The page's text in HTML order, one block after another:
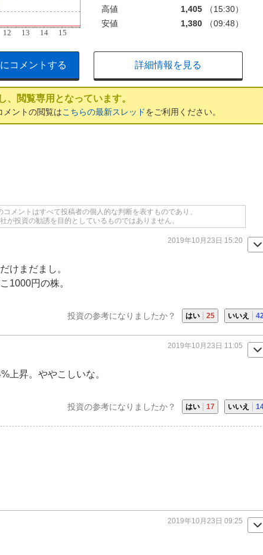
高値
1,405
（15:30）
安値
1,380 （09:48）
コメントする 詳細情報を見る
、閲覧専用となっています。
メントの閲覧はこちらの最新スレッドをご利用ください。
コメントはすべて投稿者の個人的な判断を表すものであり、
が投資の勧誘を目的としているものではありません。
2019年10月23日 15:20
けまだまし。
1000円の株。
投資の参考になりましたか？ はい 25 いいえ 42
2019年10月23日 11:05
上昇。ややこしいな。
投資の参考になりましたか？ はい 17 いいえ
2019年10月23日 09:25